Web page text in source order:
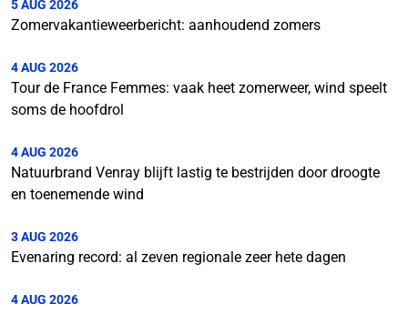
5 AUG 2026
Zomervakantieweerbericht: aanhoudend zomers
4 AUG 2026
Tour de France Femmes: vaak heet zomerweer, wind speelt
soms de hoofdrol
4 AUG 2026
Natuurbrand Venray blijft lastig te bestrijden door droogte
en toenemende wind
3 AUG 2026
Evenaring record: al zeven regionale zeer hete dagen
4 AUG 2026